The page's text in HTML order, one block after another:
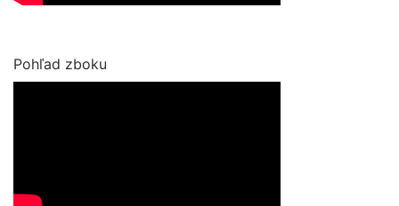
Pohľad zboku